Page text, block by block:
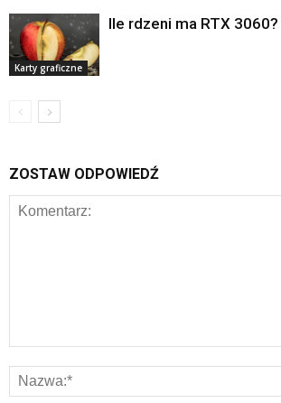
Karty graficzne
Ile rdzeni ma RTX 3060?
ZOSTAW ODPOWIEDŹ